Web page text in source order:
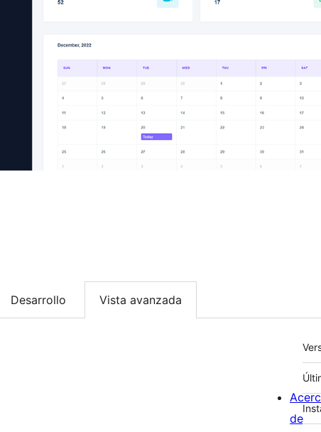
Desarrollo Vista avanzada
de